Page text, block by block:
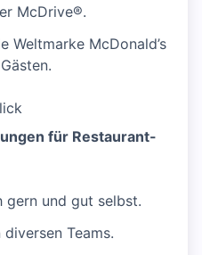
McDrive®.
Weltmarke McDonald’s
für Restaurant-
gern und gut selbst.
Teams.